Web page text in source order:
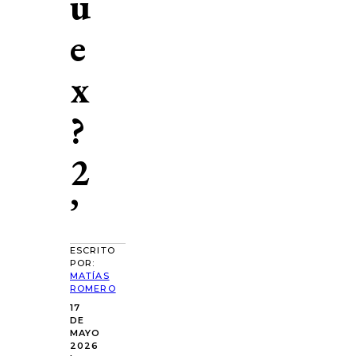
e
x
?
2
’
ESCRITO
POR:
MATÍAS
ROMERO
17
DE
MAYO
2026